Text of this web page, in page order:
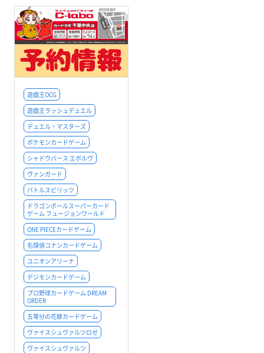
遊戯王OCG
遊戯王ラッシュデュエル
デュエル・マスターズ
ポケモンカードゲーム
シャドウバース エボルヴ
ヴァンガード
バトルスピリッツ
ドラゴンボールスーパーカード
ゲーム フュージョンワールド
ONE PIECEカードゲーム
名探偵コナンカードゲーム
ユニオンアリーナ
デジモンカードゲーム
プロ野球カードゲーム DREAM
ORDER
五等分の花嫁カードゲーム
ヴァイスシュヴァルツロゼ
ヴァイスシュヴァルツ